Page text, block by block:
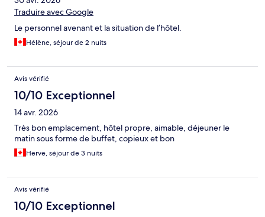
Traduire avec Google
Le personnel avenant et la situation de l’hôtel.
Hélène, séjour de 2 nuits
Avis vérifié
10/10 Exceptionnel
14 avr. 2026
Très bon emplacement, hôtel propre, aimable, déjeuner le
matin sous forme de buffet, copieux et bon
Herve, séjour de 3 nuits
Avis vérifié
10/10 Exceptionnel